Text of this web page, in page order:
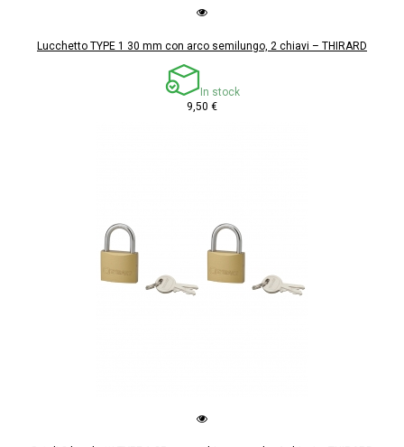
Lucchetto TYPE 1 30 mm con arco semilungo, 2 chiavi – THIRARD
In stock
9,50 €